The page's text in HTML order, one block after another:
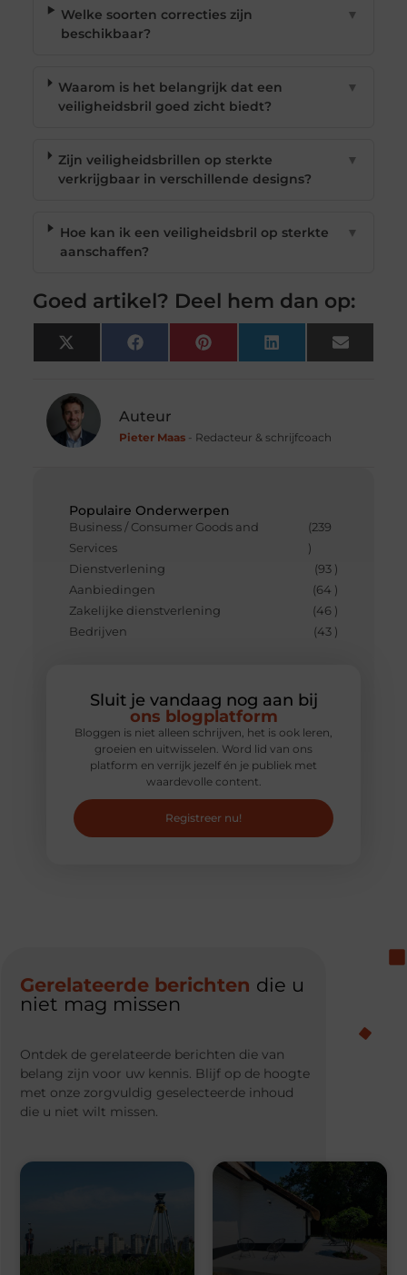
Populaire Onderwerpen
Business / Consumer Goods and
Services
(239
)
Dienstverlening
(93 )
Aanbiedingen
(64 )
Zakelijke dienstverlening
(46 )
Bedrijven
(43 )
Sluit je vandaag nog aan bij
ons blogplatform
Bloggen is niet alleen schrijven, het is ook leren,
groeien en uitwisselen. Word lid van ons
platform en verrijk jezelf én je publiek met
waardevolle content.
Registreer nu!
Welke soorten correcties zijn
beschikbaar?
▼
Waarom is het belangrijk dat een
veiligheidsbril goed zicht biedt?
▼
Zijn veiligheidsbrillen op sterkte
verkrijgbaar in verschillende designs?
▼
Hoe kan ik een veiligheidsbril op sterkte
aanschaffen?
▼
Goed artikel? Deel hem dan op:
X
(Twitter)
FacebookPinterest LinkedIn Email
Auteur
Pieter Maas- Redacteur & schrijfcoach
Gerelateerde berichten die u
niet mag missen
Ontdek de gerelateerde berichten die van
belang zijn voor uw kennis. Blijf op de hoogte
met onze zorgvuldig geselecteerde inhoud
die u niet wilt missen.